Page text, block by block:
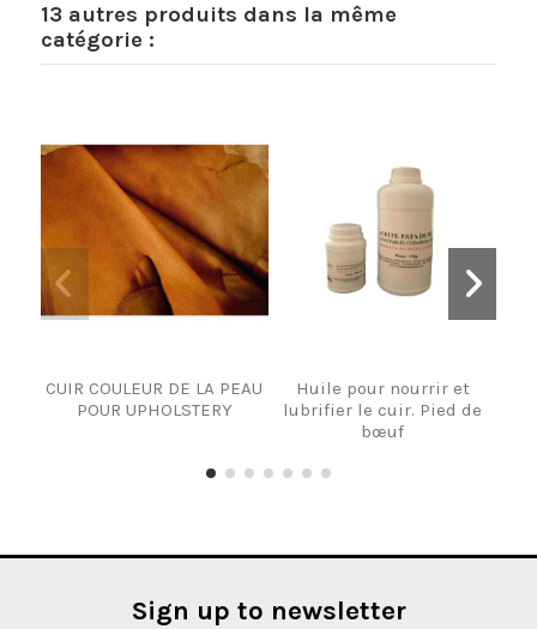
13 autres produits dans la même
catégorie :
CUIR COULEUR DE LA PEAU
POUR UPHOLSTERY
Huile pour nourrir et
lubrifier le cuir. Pied de
bœuf
Sign up to newsletter